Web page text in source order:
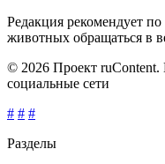
Редакция рекомендует
животных обращаться в
© 2026 Проект
социальные сети
# # #
Разделы